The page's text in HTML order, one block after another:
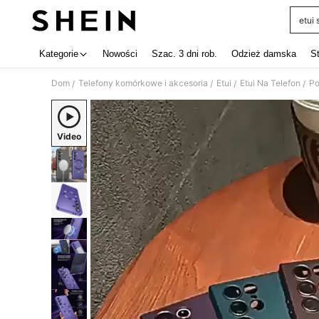
etui
Kategorie Nowości Szac. 3 dni rob. Odzież damska
Dom / Telefony komórkowe i akcesoria / Etui / Etui Na Telefon /
Video